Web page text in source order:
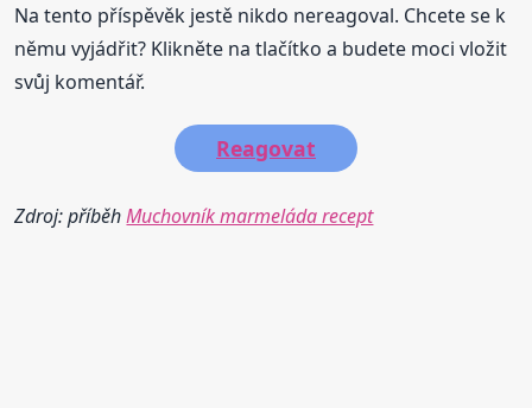
Na tento příspěvěk jestě nikdo nereagoval. Chcete se k
němu vyjádřit? Klikněte na tlačítko a budete moci vložit
svůj komentář.
Reagovat
Zdroj: příběhMuchovník marmeláda recept